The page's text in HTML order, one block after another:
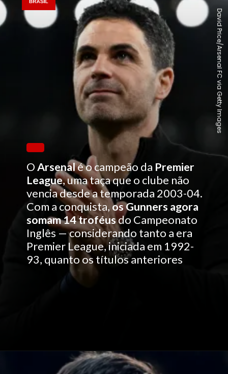
OArsenalé o campeão da Premier
League, uma taça que o clube não
vencia desde a temporada 2003-04.
Com a conquista, os Gunners agora
somam 14 troféusdo Campeonato
Inglês — considerando tanto a era
Premier League, iniciada em 1992-
93, quanto os títulos anteriores
David Price/Arsenal FC via Getty Images